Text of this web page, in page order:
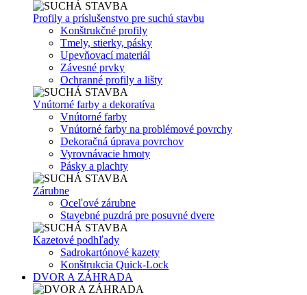
Profily a príslušenstvo pre suchú stavbu
Konštrukčné profily
Tmely, stierky, pásky
Upevňovací materiál
Závesné prvky
Ochranné profily a lišty
Vnútorné farby a dekoratíva
Vnútorné farby
Vnútorné farby na problémové povrchy
Dekoračná úprava povrchov
Vyrovnávacie hmoty
Pásky a plachty
Zárubne
Oceľové zárubne
Stavebné puzdrá pre posuvné dvere
Kazetové podhľady
Sadrokartónové kazety
Konštrukcia Quick-Lock
DVOR A ZÁHRADA